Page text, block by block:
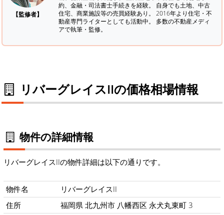
【監修者】
約、金融・司法書士手続きを経験。 自身でも土地、中古
住宅、商業施設等の売買経験あり。 2016年より住宅・不
動産専門ライターとしても活動中。 多数の不動産メディ
アで執筆・監修。
リバーグレイスIIの価格相場情報
物件の詳細情報
リバーグレイスIIの物件詳細は以下の通りです。
物件名
リバーグレイスII
住所
福岡県 北九州市 八幡西区 永犬丸東町 3